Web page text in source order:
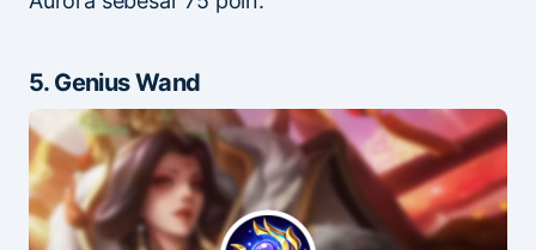
5. Genius Wand